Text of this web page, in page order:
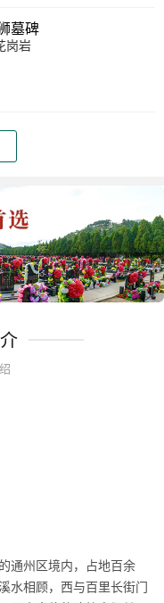
墓碑
岗岩
通州区境内，占地百余
水相顾，西与百里长街门